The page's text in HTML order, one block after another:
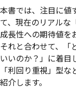
本書では、注目に値
て、現在のリアルな
成長性への期待値を
それと合わせて、「
いいのか？」に着目
「利回り重視」型
紹介します。